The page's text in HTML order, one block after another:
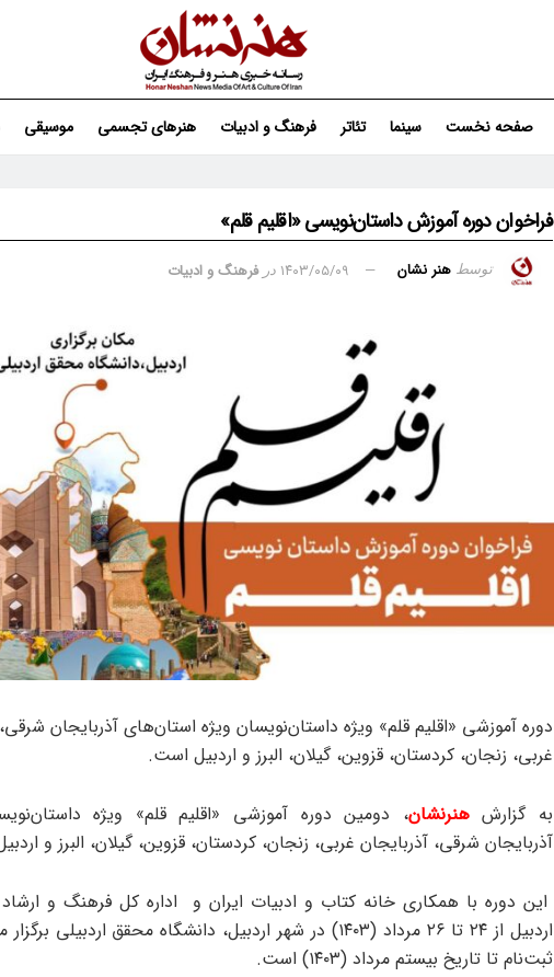
صفحه نخست سینما تئاتر فرهنگ و ادبیات هنرهای تجسمی موسیقی
فراخوان دوره آموزش داستان‌نویسی «اقلیم قلم»
توسط هنر نشان ۱۴۰۳/۰۵/۰۹ در فرهنگ و ادبیات
دوره آموزشی «اقلیم قلم» ویژه داستان‌نویسان ویژه استان‌های آذربایجان
غربی، زنجان، کردستان، قزوین، گیلان، البرز و اردبیل است.
به گزارشهنرنشان، دومین دوره آموزشی «اقلیم قلم» ویژه
آذربایجان شرقی، آذربایجان غربی، زنجان، کردستان، قزوین، گیلان، البرز و
این دوره با همکاری خانه کتاب و ادبیات ایران و اداره کل فرهنگ و
اردبیل از ۲۴ تا ۲۶ مرداد (۱۴۰۳) در شهر اردبیل، دانشگاه محقق
ثبت‌نام تا تاریخ بیستم مرداد (۱۴۰۳) است.